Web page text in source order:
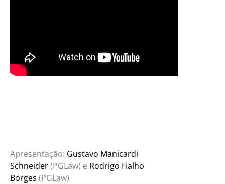
Apresentação: Gustavo Manicardi
Schneider(PGLaw) e Rodrigo Fialho
Borges (PGLaw)